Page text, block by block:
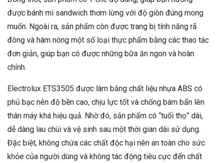
được bánh mì sandwich thơm lừng với độ giòn đúng mong
muốn. Ngoài ra, sản phẩm còn được trang bị tính năng rã
đông và hâm nóng một số loại thực phẩm bằng các thao tác
đơn giản, giúp bạn có được những bữa ăn ngon và hoàn
chỉnh.
Electrolux ETS3505 được làm bằng chất liệu nhựa ABS có
phủ bạc nên độ bền cao, chịu lực tốt và chống bám bẩn lên
thân máy khá hiệu quả. Nhờ đó, sản phẩm có “tuổi thọ” dài,
dễ dàng lau chùi và vệ sinh sau một thời gian dài sử dụng.
Đặc biệt, không chứa các chất độc hại nên an toàn cho sức
khỏe của người dùng và không tác động tiêu cực đến chất